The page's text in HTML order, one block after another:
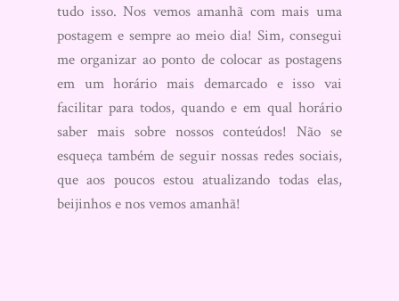
tudo isso. Nos vemos amanhã com mais uma
postagem e sempre ao meio dia! Sim, consegui
me organizar ao ponto de colocar as postagens
em um horário mais demarcado e isso vai
facilitar para todos, quando e em qual horário
saber mais sobre nossos conteúdos! Não se
esqueça também de seguir nossas redes sociais,
que aos poucos estou atualizando todas elas,
beijinhos e nos vemos amanhã!